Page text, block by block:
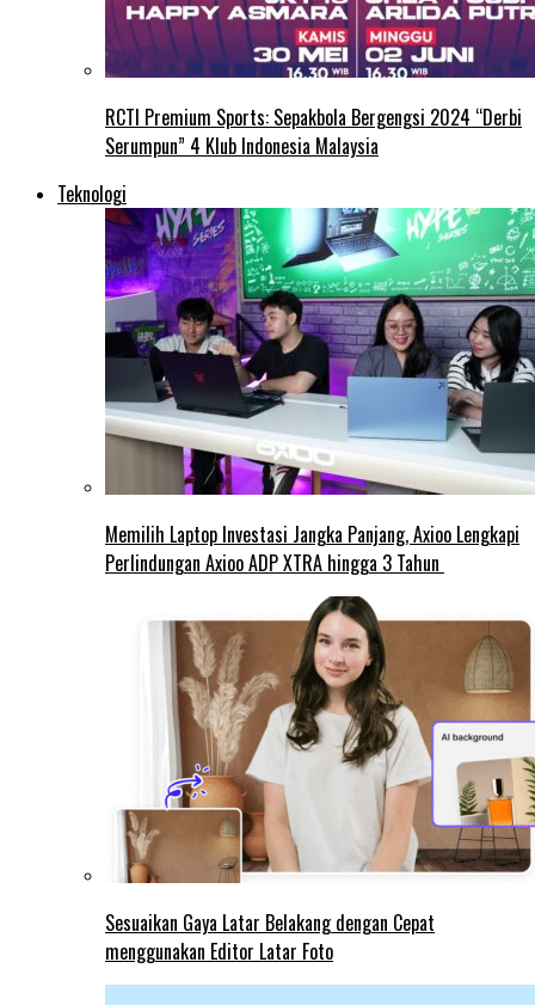
RCTI Premium Sports: Sepakbola Bergengsi 2024 “Derbi
Serumpun” 4 Klub Indonesia Malaysia
Teknologi
Memilih Laptop Investasi Jangka Panjang, Axioo Lengkapi
Perlindungan Axioo ADP XTRA hingga 3 Tahun
Sesuaikan Gaya Latar Belakang dengan Cepat
menggunakan Editor Latar Foto